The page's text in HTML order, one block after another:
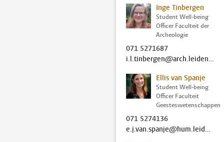
Inge Tinbergen
Student Well-being
Officer Faculteit der
Archeologie
071 5271687
i.l.tinbergen@arch.leidenuniv.nl
Ellis van Spanje
Student Well-being
Officer Faculteit
Geesteswetenschappen
071 5274136
e.j.van.spanje@hum.leidenuniv.nl